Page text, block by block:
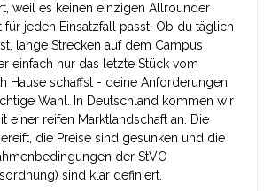
weil es keinen einzigen Allrounder
jeden Einsatzfall passt. Ob du täglich
lange Strecken auf dem Campus
einfach nur das letzte Stück vom
Hause schaffst - deine Anforderungen
Wahl. In Deutschland kommen wir
einer reifen Marktlandschaft an. Die
die Preise sind gesunken und die
der StVO
sind klar definiert.